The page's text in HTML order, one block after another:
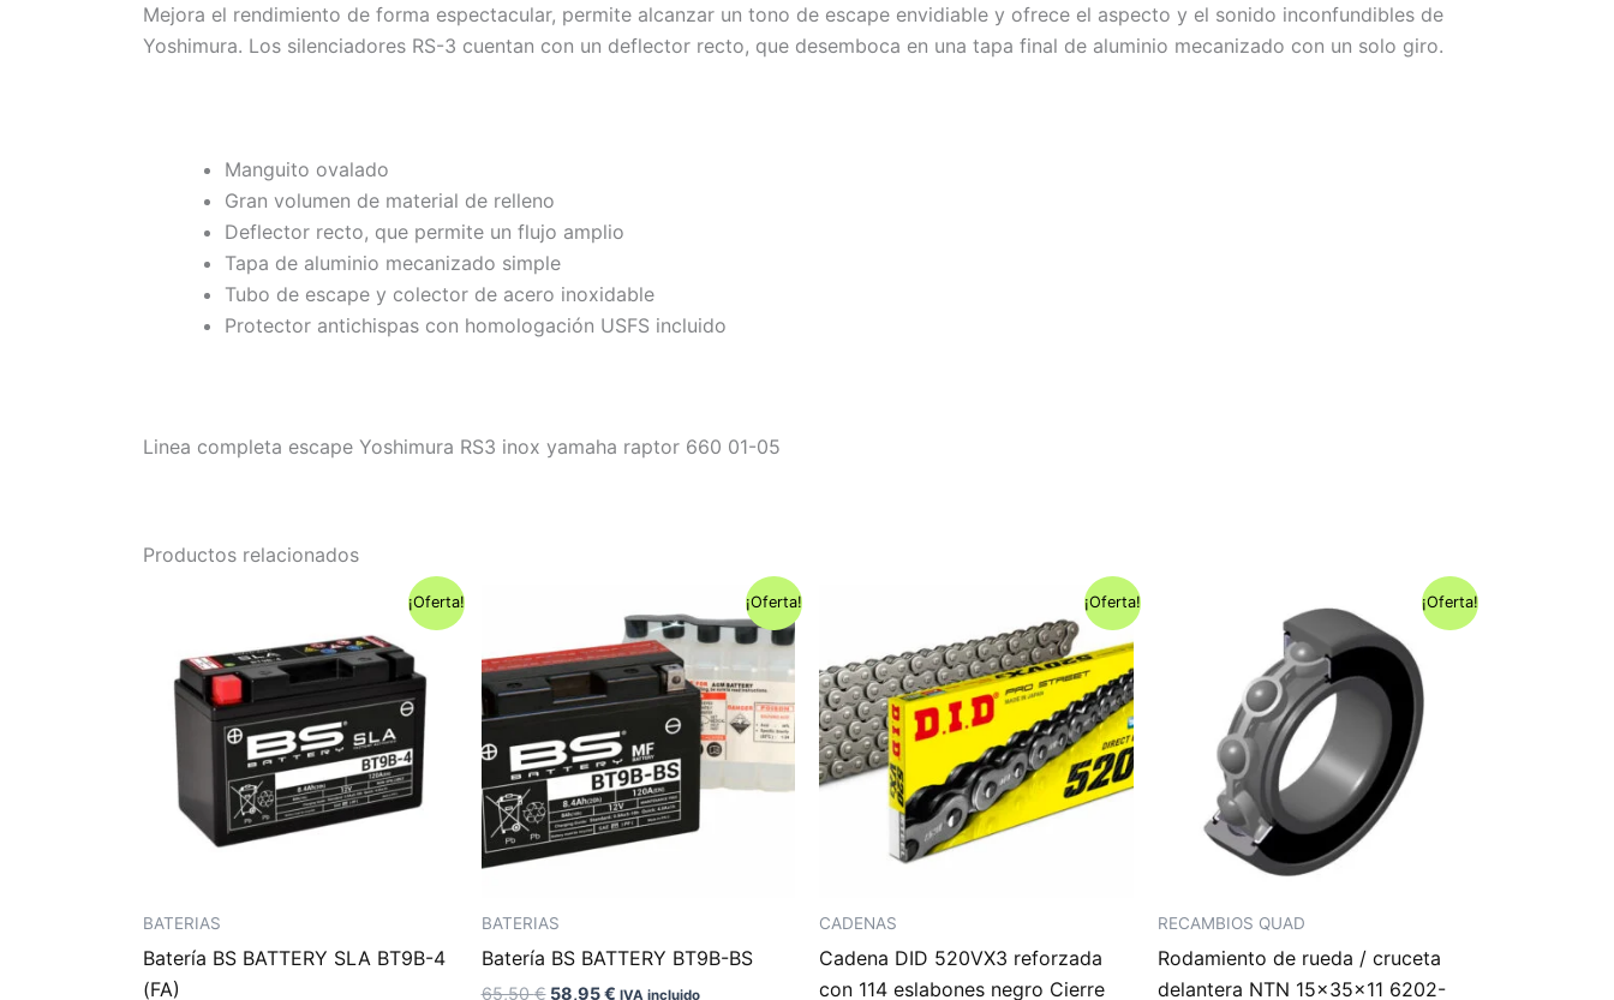
Mejora el rendimiento de forma espectacular, permite alcanzar un tono de escape envidiable y ofrece el aspecto y el sonido inconfundibles de
Yoshimura. Los silenciadores RS-3 cuentan con un deflector recto, que desemboca en una tapa final de aluminio mecanizado con un solo giro.
Manguito ovalado
Gran volumen de material de relleno
Deflector recto, que permite un flujo amplio
Tapa de aluminio mecanizado simple
Tubo de escape y colector de acero inoxidable
Protector antichispas con homologación USFS incluido
Linea completa escape Yoshimura RS3 inox yamaha raptor 660 01-05
Productos relacionados
¡Oferta!
BATERIAS
Batería BS BATTERY SLA BT9B-4
(FA)
¡Oferta!
BATERIAS
Batería BS BATTERY BT9B-BS
65,50€ El
58,95€ElIVA incluido
¡Oferta!
CADENAS
Cadena DID 520VX3 reforzada
con 114 eslabones negro Cierre
¡Oferta!
RECAMBIOS QUAD
Rodamiento de rueda / cruceta
delantera NTN 15x35x11 6202-